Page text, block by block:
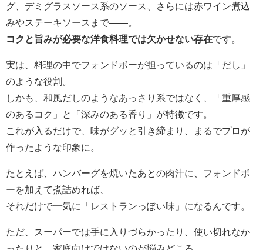
グ、デミグラスソース系のソース、さらには赤ワイン煮込
みやステーキソースまで――。
コクと旨みが必要な洋食料理では欠かせない存在です。
実は、料理の中でフォンドボーが担っているのは「だし」
のような役割。
しかも、和風だしのようなあっさり系ではなく、「重厚感
のあるコク」と「深みのある香り」が特徴です。
これが入るだけで、味がグッと引き締まり、まるでプロが
作ったような印象に。
たとえば、ハンバーグを焼いたあとの肉汁に、フォンドボ
ーを加えて煮詰めれば、
それだけで一気に「レストランっぽい味」になるんです。
ただ、スーパーでは手に入りづらかったり、使い切れなか
ったりと、家庭向けではないのが悩みどころ。